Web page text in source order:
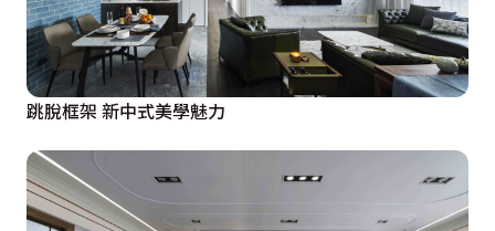
跳脫框架 新中式美學魅力